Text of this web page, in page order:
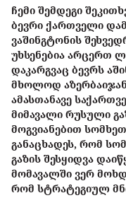
ჩემი შემდეგი
ბევრი ქართველი
ვაშინგტონის
უხსენებია არცერთ
დაკარგვაც ბევრს
მხოლოდ
ამასთანავე
მიმავალი რუსული
მოგვიანებით
განაცხადეს, რომ
გაზის შესყიდვა
მომავალში ვერ
რომ სტრატეგიულ